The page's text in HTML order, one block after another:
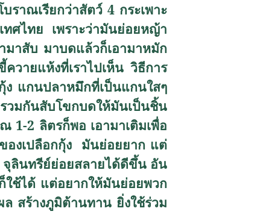
ราณเรียกว่าสัตว์ 4 กระเพาะ
ศไทย เพราะว่ามันย่อยหญ้า
มาสับ มาบดแล้วก็เอามาหมัก
วายแห้งที่เราไปเห็น วิธีการ
ง แกนปลาหมึกที่เป็นแกนใสๆ
วมกันสับโขกบดให้มันเป็นชิ้น
1-2 ลิตรก็พอ เอามาเติมเพื่อ
องเปลือกกุ้ง มันย่อยยาก แต่
จุลินทรีย์ย่อยสลายได้ดีขึ้น อัน
ใช้ได้ แต่อยากให้มันย่อยพวก
สร้างภูมิต้านทาน ยิ่งใช้ร่วม